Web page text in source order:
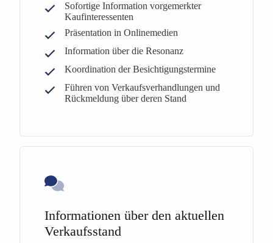
Sofortige Information vorgemerkter
Kaufinteressenten
Präsentation in Onlinemedien
Information über die Resonanz
Koordination der Besichtigungstermine
Führen von Verkaufsverhandlungen und
Rückmeldung über deren Stand
Informationen über den aktuellen
Verkaufsstand